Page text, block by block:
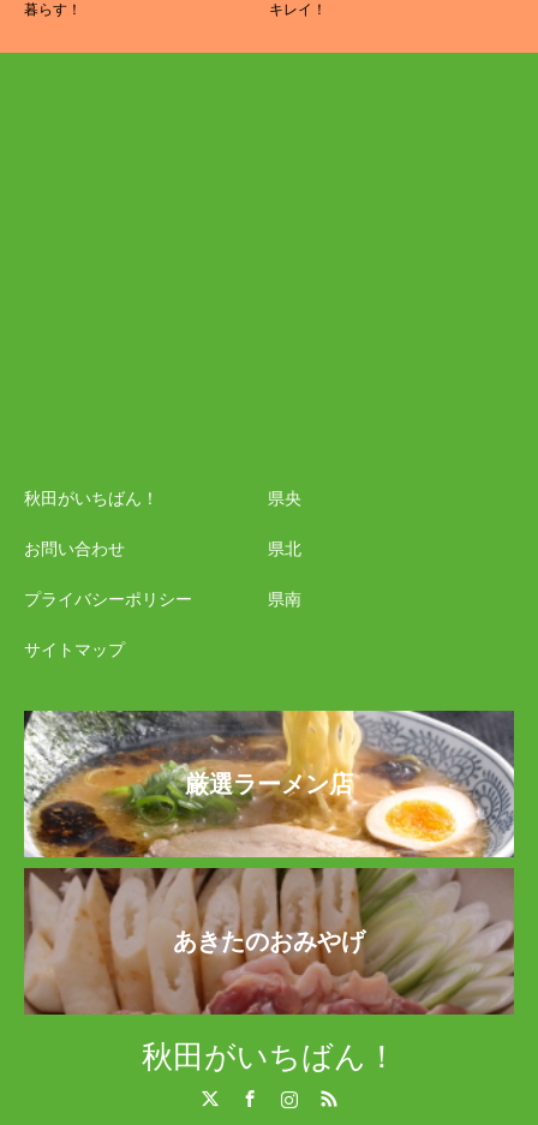
暮らす！
キレイ！
秋田がいちばん！
お問い合わせ
プライバシーポリシー
サイトマップ
県央
県北
県南
厳選ラーメン店
あきたのおみやげ
秋田がいちばん！
RSS